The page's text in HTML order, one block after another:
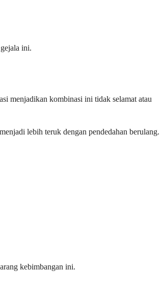
ini.
menjadikan kombinasi ini tidak selamat atau
lebih teruk dengan pendedahan berulang.
kebimbangan ini.